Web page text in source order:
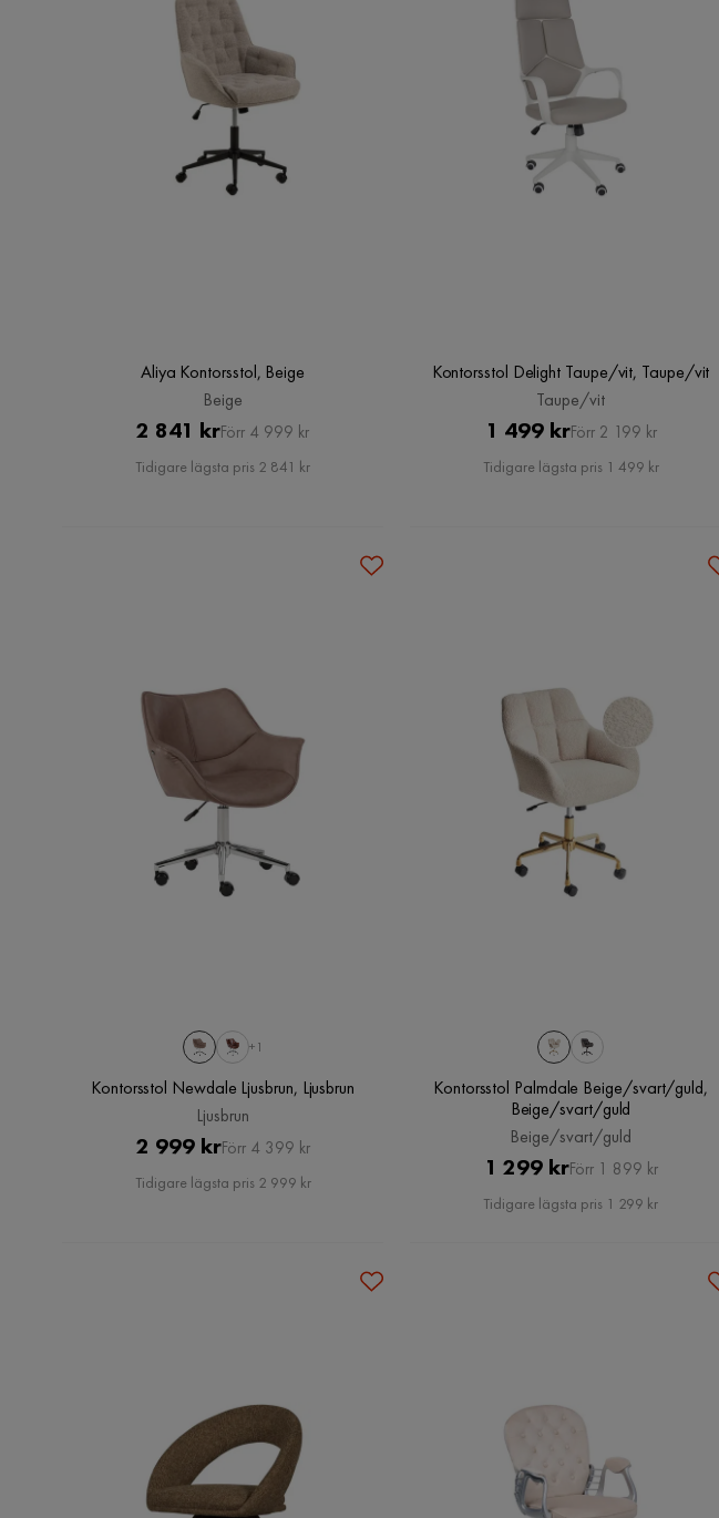
Aliya Kontorsstol, Beige
Beige
Pris
2 841 krOriginal
Pris
Förr 4 999 kr
Tidigare lägsta pris 2 841 kr
Kontorsstol Delight Taupe/vit, Taupe/vit
Taupe/vit
Pris
1 499 krOriginal
Pris
Förr 2 199 kr
Tidigare lägsta pris 1 499 kr
+1
Kontorsstol Newdale Ljusbrun, Ljusbrun
Ljusbrun
Pris
2 999 krOriginal
Pris
Förr 4 399 kr
Tidigare lägsta pris 2 999 kr
Kontorsstol Palmdale Beige/svart/guld,
Beige/svart/guld
Beige/svart/guld
Pris
1 299 krOriginal
Pris
Förr 1 899 kr
Tidigare lägsta pris 1 299 kr